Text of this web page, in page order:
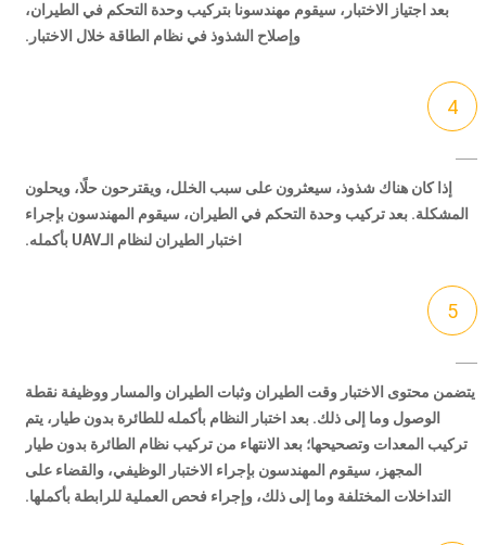
بعد اجتياز الاختبار، سيقوم مهندسونا بتركيب وحدة التحكم في الطيران،
وإصلاح الشذوذ في نظام الطاقة خلال الاختبار.
4
إذا كان هناك شذوذ، سيعثرون على سبب الخلل، ويقترحون حلًا، ويحلون
المشكلة. بعد تركيب وحدة التحكم في الطيران، سيقوم المهندسون بإجراء
اختبار الطيران لنظام الـUAV بأكمله.
5
يتضمن محتوى الاختبار وقت الطيران وثبات الطيران والمسار ووظيفة نقطة
الوصول وما إلى ذلك. بعد اختبار النظام بأكمله للطائرة بدون طيار، يتم
تركيب المعدات وتصحيحها؛ بعد الانتهاء من تركيب نظام الطائرة بدون طيار
المجهز، سيقوم المهندسون بإجراء الاختبار الوظيفي، والقضاء على
التداخلات المختلفة وما إلى ذلك، وإجراء فحص العملية للرابطة بأكملها.